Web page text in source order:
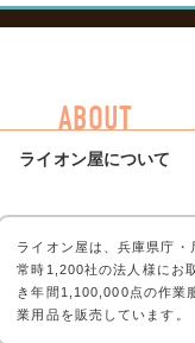
ABOUT
ライオン屋について
ライオン屋は、兵庫県庁・
常時1,200社の法人様にお
き年間1,100,000点の作業
業用品を販売しています。